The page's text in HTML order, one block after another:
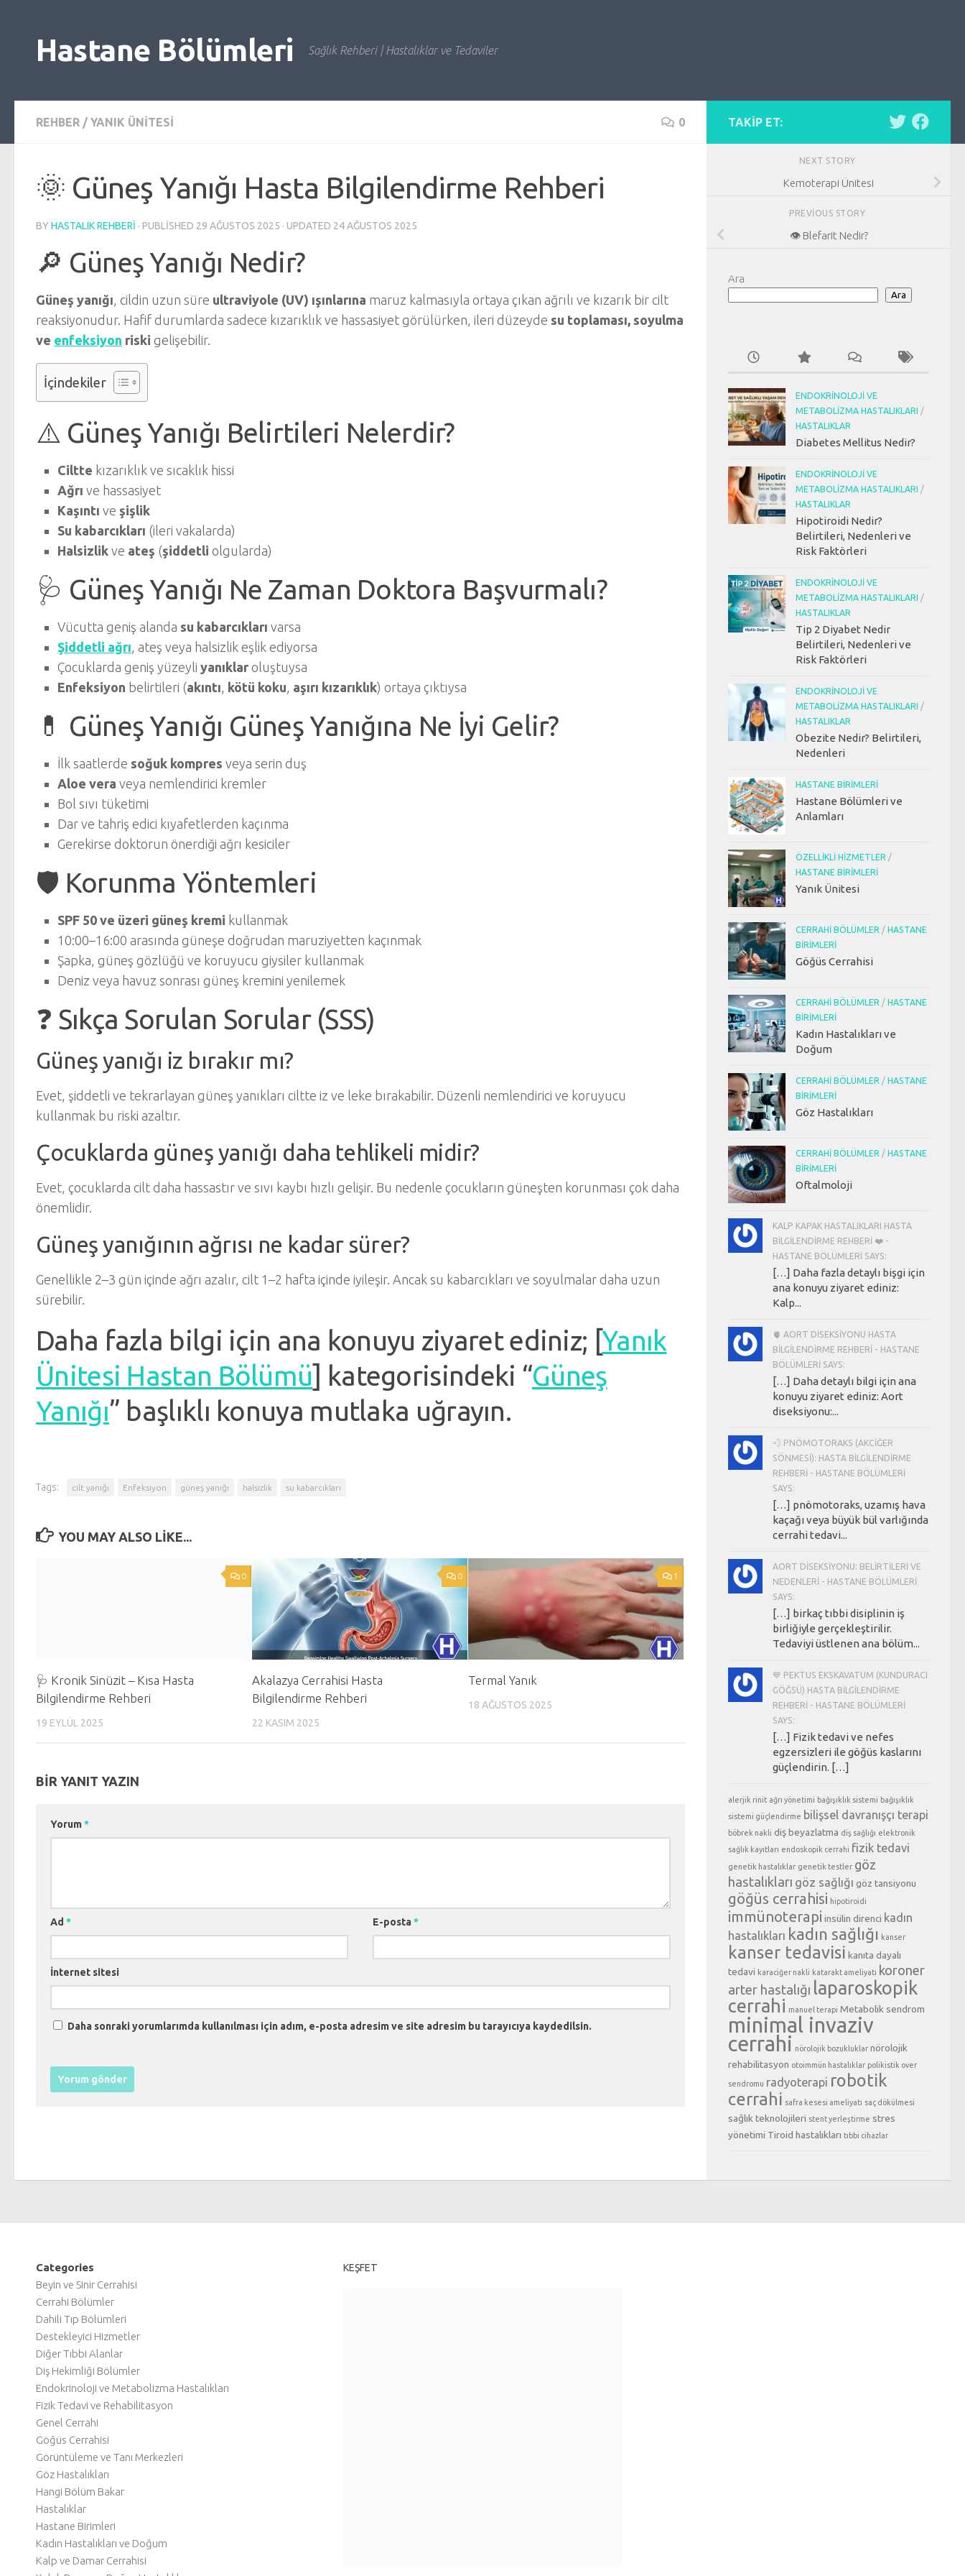
Hastane Bölümleri Sağlık Rehberi | Hastalıklar ve Tedaviler
REHBER / YANIK ÜNITESI 0
🌞 Güneş Yanığı Hasta Bilgilendirme Rehberi
BY HASTALIK REHBERI · PUBLISHED 29 AĞUSTOS 2025 · UPDATED 24 AĞUSTOS 2025
🔎 Güneş Yanığı Nedir?
Güneş yanığı, cildin uzun süre ultraviyole (UV) ışınlarına maruz kalmasıyla ortaya çıkan ağrılı ve kızarık bir cilt
reaksiyonudur. Hafif durumlarda sadece kızarıklık ve hassasiyet görülürken, ileri düzeyde su toplaması, soyulma
ve enfeksiyon riski gelişebilir.
İçindekiler
⚠️ Güneş Yanığı Belirtileri Nelerdir?
Ciltte kızarıklık ve sıcaklık hissi
Ağrı ve hassasiyet
Kaşıntı ve şişlik
Su kabarcıkları (ileri vakalarda)
Halsizlik ve ateş (şiddetli olgularda)
🩺 Güneş Yanığı Ne Zaman Doktora Başvurmalı?
Vücutta geniş alanda su kabarcıkları varsa
Şiddetli ağrı, ateş veya halsizlik eşlik ediyorsa
Çocuklarda geniş yüzeyli yanıklar oluştuysa
Enfeksiyon belirtileri (akıntı, kötü koku, aşırı kızarıklık) ortaya çıktıysa
💊 Güneş Yanığı Güneş Yanığına Ne İyi Gelir?
İlk saatlerde soğuk kompres veya serin duş
Aloe vera veya nemlendirici kremler
Bol sıvı tüketimi
Dar ve tahriş edici kıyafetlerden kaçınma
Gerekirse doktorun önerdiği ağrı kesiciler
🛡️ Korunma Yöntemleri
SPF 50 ve üzeri güneş kremi kullanmak
10:00–16:00 arasında güneşe doğrudan maruziyetten kaçınmak
Şapka, güneş gözlüğü ve koruyucu giysiler kullanmak
Deniz veya havuz sonrası güneş kremini yenilemek
❓ Sıkça Sorulan Sorular (SSS)
Güneş yanığı iz bırakır mı?
Evet, şiddetli ve tekrarlayan güneş yanıkları ciltte iz ve leke bırakabilir. Düzenli nemlendirici ve koruyucu
kullanmak bu riski azaltır.
Çocuklarda güneş yanığı daha tehlikeli midir?
Evet, çocuklarda cilt daha hassastır ve sıvı kaybı hızlı gelişir. Bu nedenle çocukların güneşten korunması çok daha
önemlidir.
Güneş yanığının ağrısı ne kadar sürer?
Genellikle 2–3 gün içinde ağrı azalır, cilt 1–2 hafta içinde iyileşir. Ancak su kabarcıkları ve soyulmalar daha uzun
sürebilir.
Daha fazla bilgi için ana konuyu ziyaret ediniz; [Yanık
Ünitesi Hastan Bölümü] kategorisindeki “Güneş
Yanığı” başlıklı konuya mutlaka uğrayın.
Tags: cilt yanığı Enfeksiyon güneş yanığı halsizlik su kabarcıkları
YOU MAY ALSO LIKE...
0
🩺 Kronik Sinüzit – Kısa Hasta
Bilgilendirme Rehberi
19 EYLÜL 2025
0
Akalazya Cerrahisi Hasta
Bilgilendirme Rehberi
22 KASIM 2025
1
Termal Yanık
18 AĞUSTOS 2025
BIR YANIT YAZIN
Yorum *
Ad * E-posta*
İnternet sitesi
Daha sonraki yorumlarımda kullanılması için adım, e-posta adresim ve site adresim bu tarayıcıya kaydedilsin.
TAKIP ET:
NEXT STORY
Kemoterapi Ünitesi
PREVIOUS STORY
👁️ Blefarit Nedir?
Ara
Ara
ENDOKRINOLOJI VE
METABOLIZMA HASTALIKLARI /
HASTALIKLAR
Diabetes Mellitus Nedir?
ENDOKRINOLOJI VE
METABOLIZMA HASTALIKLARI /
HASTALIKLAR
Hipotiroidi Nedir?
Belirtileri, Nedenleri ve
Risk Faktörleri
ENDOKRINOLOJI VE
METABOLIZMA HASTALIKLARI /
HASTALIKLAR
Tip 2 Diyabet Nedir
Belirtileri, Nedenleri ve
Risk Faktörleri
ENDOKRINOLOJI VE
METABOLIZMA HASTALIKLARI /
HASTALIKLAR
Obezite Nedir? Belirtileri,
Nedenleri
HASTANE BIRIMLERI
Hastane Bölümleri ve
Anlamları
ÖZELLIKLI HIZMETLER /
HASTANE BIRIMLERI
Yanık Ünitesi
CERRAHI BÖLÜMLER / HASTANE
BIRIMLERI
Göğüs Cerrahisi
CERRAHI BÖLÜMLER / HASTANE
BIRIMLERI
Kadın Hastalıkları ve
Doğum
CERRAHI BÖLÜMLER / HASTANE
BIRIMLERI
Göz Hastalıkları
CERRAHI BÖLÜMLER / HASTANE
BIRIMLERI
Oftalmoloji
KALP KAPAK HASTALIKLARI HASTA
BILGILENDIRME REHBERI ❤️ -
HASTANE BÖLÜMLERI SAYS:
[…] Daha fazla detaylı bişgi için
ana konuyu ziyaret ediniz:
Kalp...
🫀 AORT DISEKSIYONU HASTA
BILGILENDIRME REHBERI - HASTANE
BÖLÜMLERI SAYS:
[…] Daha detaylı bilgi için ana
konuyu ziyaret ediniz: Aort
diseksiyonu:...
💨 PNÖMOTORAKS (AKCIĞER
SÖNMESI): HASTA BILGILENDIRME
REHBERI - HASTANE BÖLÜMLERI
SAYS:
[…] pnömotoraks, uzamış hava
kaçağı veya büyük bül varlığında
cerrahi tedavi...
AORT DISEKSIYONU: BELIRTILERI VE
NEDENLERI - HASTANE BÖLÜMLERI
SAYS:
[…] birkaç tıbbi disiplinin iş
birliğiyle gerçekleştirilir.
Tedaviyi üstlenen ana bölüm...
💙 PEKTUS EKSKAVATUM (KUNDURACI
GÖĞSÜ) HASTA BILGILENDIRME
REHBERI - HASTANE BÖLÜMLERI
SAYS:
[…] Fizik tedavi ve nefes
egzersizleri ile göğüs kaslarını
güçlendirin. […]
alerjik rinit ağrı yönetimi bağışıklık sistemi bağışıklık
sistemi güçlendirme bilişsel davranışçı terapi
böbrek nakli diş beyazlatma diş sağlığı elektronik
sağlık kayıtları endoskopik cerrahi fizik tedavi
genetik hastalıklar genetik testler göz
hastalıkları göz sağlığı göz tansiyonu
göğüs cerrahisi hipotiroidi
immünoterapi insülin direnci kadın
hastalıkları kadın sağlığı kanser
kanser tedavisi kanıta dayalı
tedavi karaciğer nakli katarakt ameliyatı koroner
arter hastalığı laparoskopik
cerrahi manuel terapi Metabolik sendrom
minimal invaziv
cerrahi nörolojik bozukluklar nörolojik
rehabilitasyon otoimmün hastalıklar polikistik over
sendromu radyoterapi robotik
cerrahi safra kesesi ameliyatı saç dökülmesi
sağlık teknolojileri stent yerleştirme stres
yönetimi Tiroid hastalıkları tıbbi cihazlar
Categories
Beyin ve Sinir Cerrahisi
Cerrahi Bölümler
Dahili Tıp Bölümleri
Destekleyici Hizmetler
Diğer Tıbbi Alanlar
Diş Hekimliği Bölümler
Endokrinoloji ve Metabolizma Hastalıkları
Fizik Tedavi ve Rehabilitasyon
Genel Cerrahi
Göğüs Cerrahisi
Görüntüleme ve Tanı Merkezleri
Göz Hastalıkları
Hangi Bölüm Bakar
Hastalıklar
Hastane Birimleri
Kadın Hastalıkları ve Doğum
Kalp ve Damar Cerrahisi
KEŞFET